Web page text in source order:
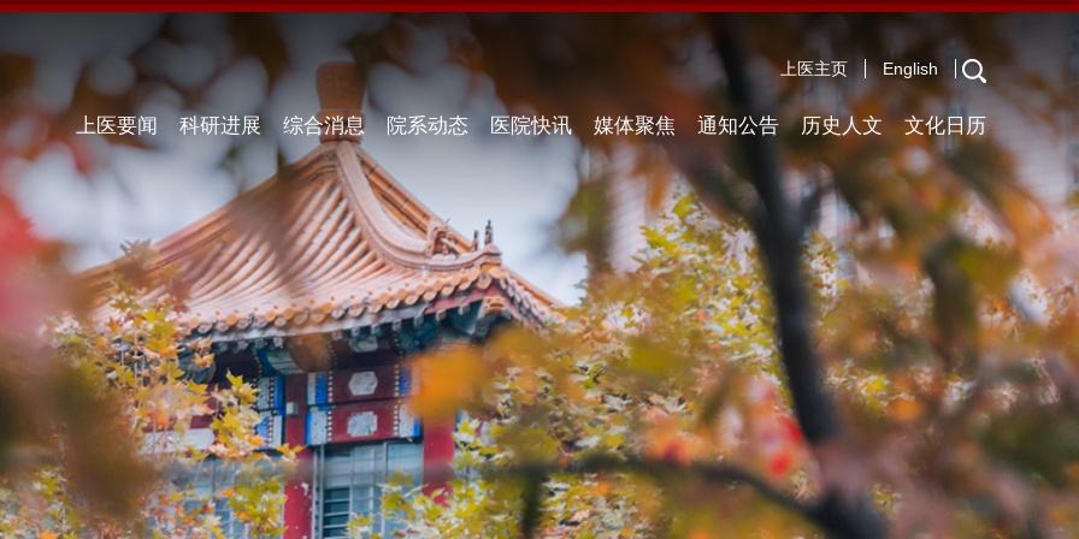
上医主页 English
上医要闻 科研进展 综合消息 院系动态 医院快讯 媒体聚焦 通知公告 历史人文 文化日历